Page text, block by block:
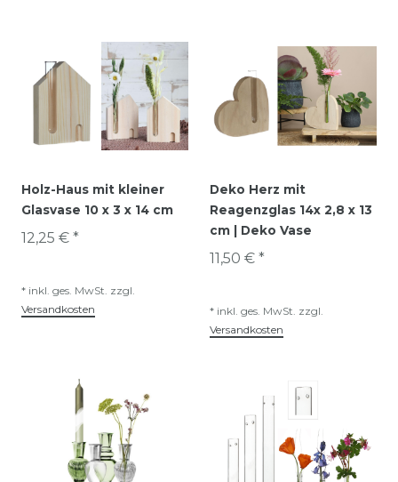
Holz-Haus mit kleiner
Glasvase 10 x 3 x 14 cm
12,25 € *
* inkl. ges. MwSt. zzgl.
Versandkosten
Deko Herz mit
Reagenzglas 14x 2,8 x 13
cm | Deko Vase
11,50 € *
* inkl. ges. MwSt. zzgl.
Versandkosten